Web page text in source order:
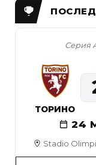
Stadio
Серия
24
ТОРИНО